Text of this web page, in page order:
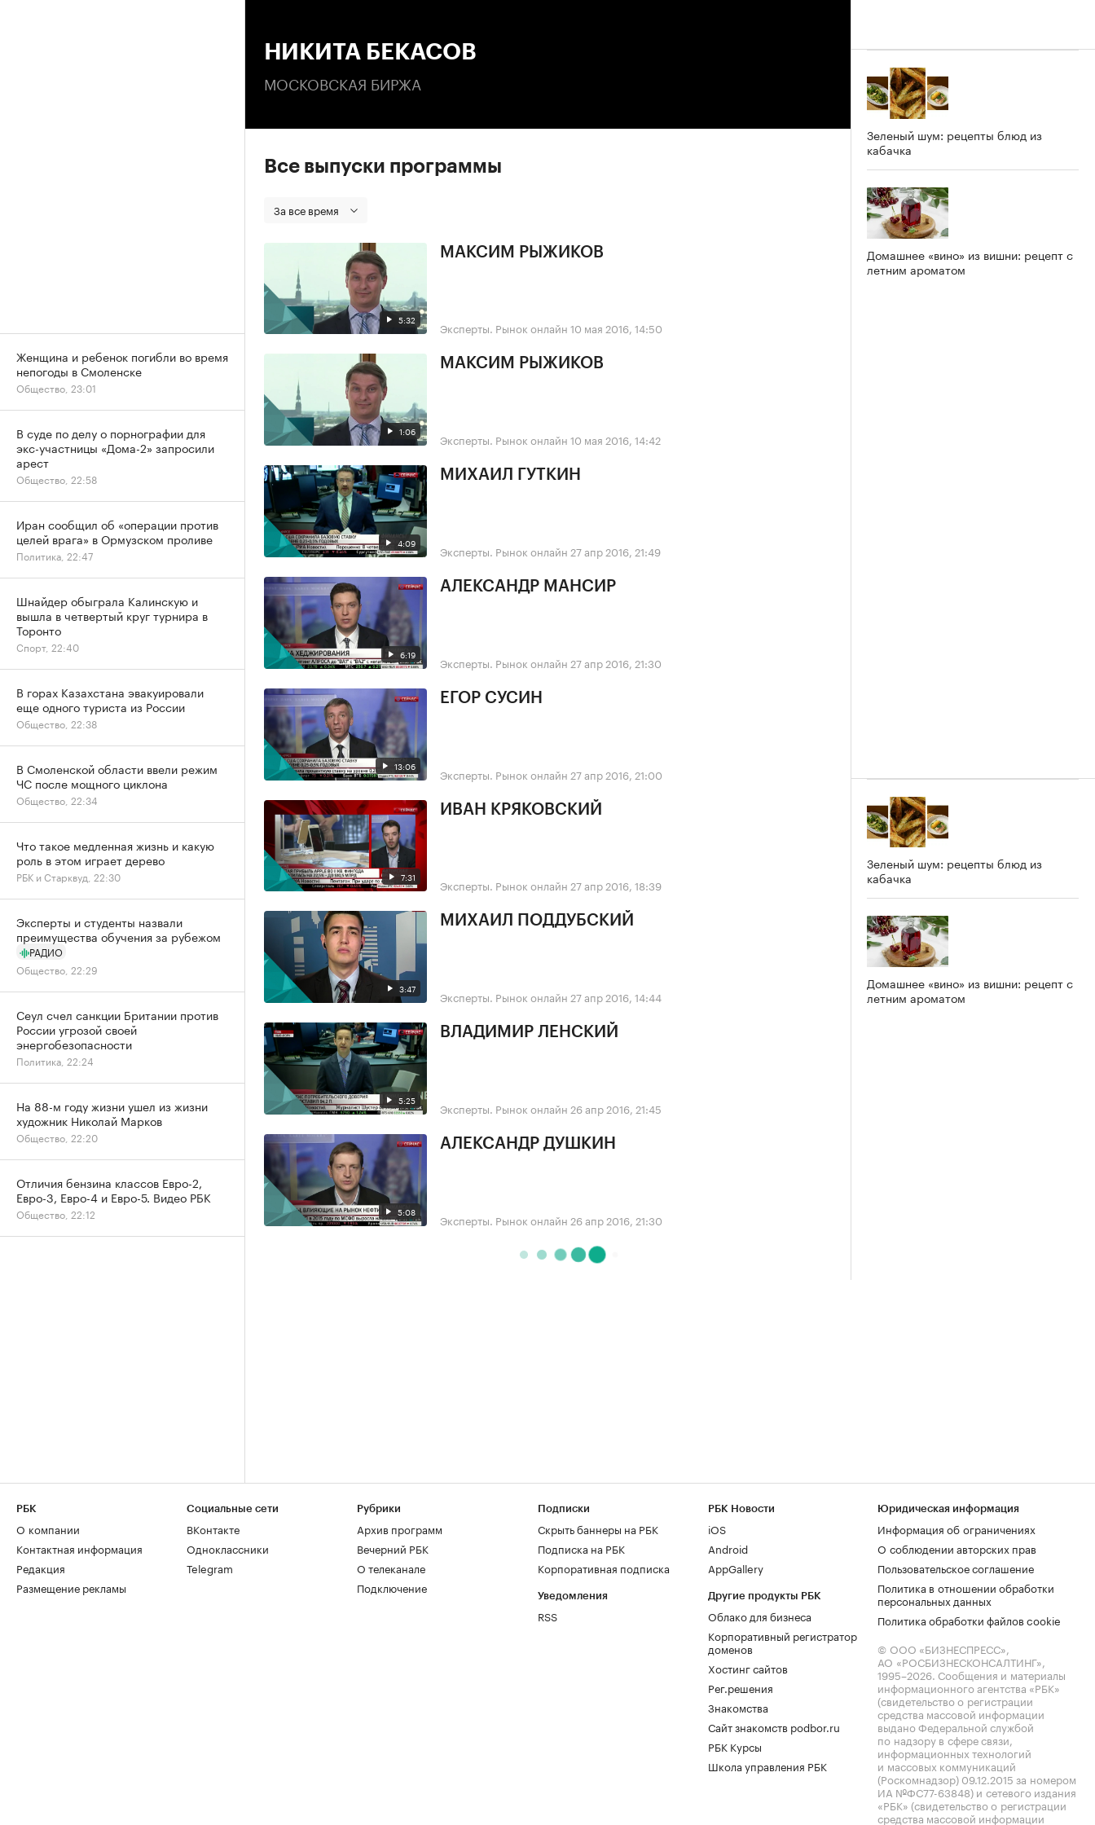
НИКИТА БЕКАСОВ
МОСКОВСКАЯ БИРЖА
Все выпуски программы
За все время
5:32
МАКСИМ РЫЖИКОВ
Эксперты. Рынок онлайн 10 мая 2016, 14:50
1:06
МАКСИМ РЫЖИКОВ
Эксперты. Рынок онлайн 10 мая 2016, 14:42
4:09
МИХАИЛ ГУТКИН
Эксперты. Рынок онлайн 27 апр 2016, 21:49
6:19
АЛЕКСАНДР МАНСИР
Эксперты. Рынок онлайн 27 апр 2016, 21:30
13:06
ЕГОР СУСИН
Эксперты. Рынок онлайн 27 апр 2016, 21:00
7:31
ИВАН КРЯКОВСКИЙ
Эксперты. Рынок онлайн 27 апр 2016, 18:39
3:47
МИХАИЛ ПОДДУБСКИЙ
Эксперты. Рынок онлайн 27 апр 2016, 14:44
5:25
ВЛАДИМИР ЛЕНСКИЙ
Эксперты. Рынок онлайн 26 апр 2016, 21:45
5:08
АЛЕКСАНДР ДУШКИН
Эксперты. Рынок онлайн 26 апр 2016, 21:30
Зеленый шум: рецепты блюд из
кабачка
Домашнее «вино» из вишни: рецепт с
летним ароматом
Зеленый шум: рецепты блюд из
кабачка
Домашнее «вино» из вишни: рецепт с
летним ароматом
Женщина и ребенок погибли во время
непогоды в Смоленске
Общество, 23:01
В суде по делу о порнографии для
экс-участницы «Дома-2» запросили
арест
Общество, 22:58
Иран сообщил об «операции против
целей врага» в Ормузском проливе
Политика, 22:47
Шнайдер обыграла Калинскую и
вышла в четвертый круг турнира в
Торонто
Спорт, 22:40
В горах Казахстана эвакуировали
еще одного туриста из России
Общество, 22:38
В Смоленской области ввели режим
ЧС после мощного циклона
Общество, 22:34
Что такое медленная жизнь и какую
роль в этом играет дерево
РБК и Старквуд, 22:30
Эксперты и студенты назвали
преимущества обучения за рубежом
РАДИО
Общество, 22:29
Сеул счел санкции Британии против
России угрозой своей
энергобезопасности
Политика, 22:24
На 88-м году жизни ушел из жизни
художник Николай Марков
Общество, 22:20
Отличия бензина классов Евро-2,
Евро-3, Евро-4 и Евро-5. Видео РБК
Общество, 22:12
РБК
О компании
Контактная информация
Редакция
Размещение рекламы
Социальные сети
ВКонтакте
Одноклассники
Telegram
Рубрики
Архив программ
Вечерний РБК
О телеканале
Подключение
Подписки
Скрыть баннеры на РБК
Подписка на РБК
Корпоративная подписка
Уведомления
RSS
РБК Новости
iOS
Android
AppGallery
Другие продукты РБК
Облако для бизнеса
Корпоративный регистратор
доменов
Хостинг сайтов
Рег.решения
Знакомства
Сайт знакомств podbor.ru
РБК Курсы
Школа управления РБК
Юридическая информация
Информация об ограничениях
О соблюдении авторских прав
Пользовательское соглашение
Политика в отношении обработки
персональных данных
Политика обработки файлов cookie
© ООО «БИЗНЕСПРЕСС»,
АО «РОСБИЗНЕСКОНСАЛТИНГ»,
1995–2026. Сообщения и материалы
информационного агентства «РБК»
(свидетельство о регистрации
средства массовой информации
выдано Федеральной службой
по надзору в сфере связи,
информационных технологий
и массовых коммуникаций
(Роскомнадзор) 09.12.2015 за номером
ИА №ФС77-63848) и сетевого издания
«РБК» (свидетельство о регистрации
средства массовой информации